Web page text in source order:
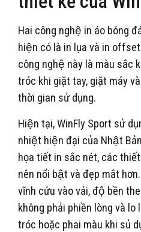
Hai công nghệ in áo bóng
hiện có là in lụa và in
công nghệ này là màu sắc
tróc khi giặt tay, giặt máy
thời gian sử dụng.
Hiện tại, WinFly Sport sử
nhiệt hiện đại của Nhật
họa tiết in sắc nét, các
nên nổi bật và đẹp mắt
vĩnh cửu vào vải, độ bền
không phải phiền lòng và lo
tróc hoặc phai màu khi sủ